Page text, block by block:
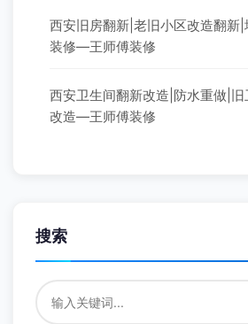
西安旧房翻新|老旧小区改造翻新
装修—王师傅装修
西安卫生间翻新改造|防水重做|
改造—王师傅装修
搜索